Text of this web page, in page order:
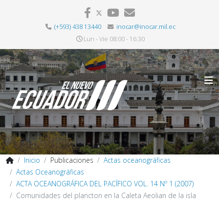
(+593) 438 13440
inocar@inocar.mil.ec
Lun - Vie 08:00 - 16:30
Inicio Publicaciones
Actas oceanográficas
Actas Oceanográficas
ACTA OCEANOGRÁFICA DEL PACÍFICO VOL. 14 Nº 1 (2007)
Comunidades del plancton en la Caleta Aeolian de la isla